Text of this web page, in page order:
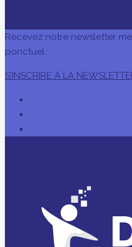
Recevez notre newsletter
ponctuel
S’INSCRIRE À LA